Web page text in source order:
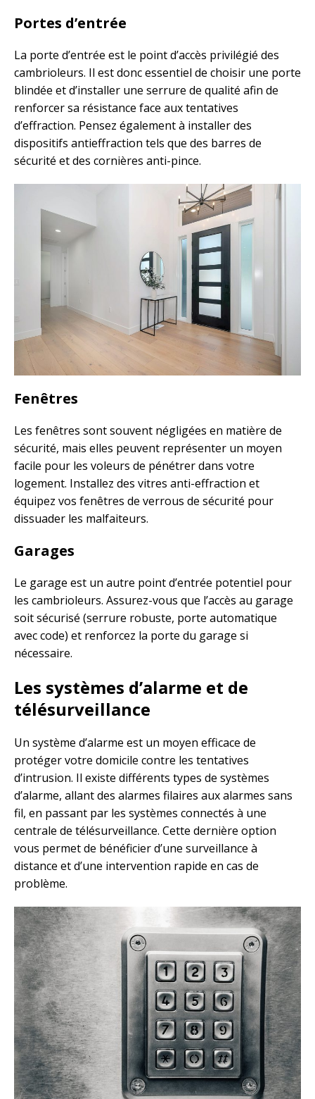
Portes d’entrée
La porte d’entrée est le point d’accès privilégié des
cambrioleurs. Il est donc essentiel de choisir une porte
blindée et d’installer une serrure de qualité afin de
renforcer sa résistance face aux tentatives
d’effraction. Pensez également à installer des
dispositifs antieffraction tels que des barres de
sécurité et des cornières anti-pince.
Fenêtres
Les fenêtres sont souvent négligées en matière de
sécurité, mais elles peuvent représenter un moyen
facile pour les voleurs de pénétrer dans votre
logement. Installez des vitres anti-effraction et
équipez vos fenêtres de verrous de sécurité pour
dissuader les malfaiteurs.
Garages
Le garage est un autre point d’entrée potentiel pour
les cambrioleurs. Assurez-vous que l’accès au garage
soit sécurisé (serrure robuste, porte automatique
avec code) et renforcez la porte du garage si
nécessaire.
Les systèmes d’alarme et de
télésurveillance
Un système d’alarme est un moyen efficace de
protéger votre domicile contre les tentatives
d’intrusion. Il existe différents types de systèmes
d’alarme, allant des alarmes filaires aux alarmes sans
fil, en passant par les systèmes connectés à une
centrale de télésurveillance. Cette dernière option
vous permet de bénéficier d’une surveillance à
distance et d’une intervention rapide en cas de
problème.